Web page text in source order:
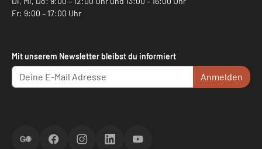
Fr: 9:00 – 17:00 Uhr
Mit unserem Newsletter bleibst du informiert
Anmelden
ScoreGOFacebookInstagramLinkedInYouTube